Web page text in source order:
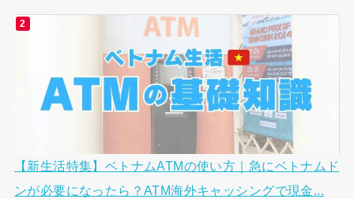
【新生活特集】ベトナムATMの使い方｜急にベトナムド
ンが必要になったら？ATM海外キャッシングで現金...